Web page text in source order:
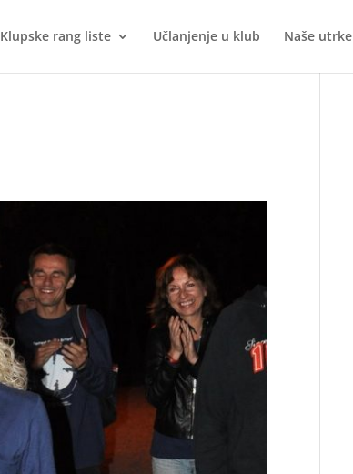
Klupske rang liste Učlanjenje u klub Naše utrke